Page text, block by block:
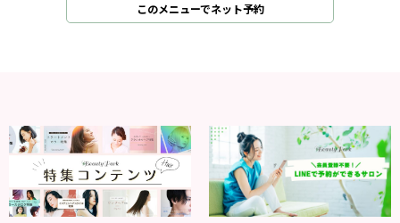
このメニューでネット予約